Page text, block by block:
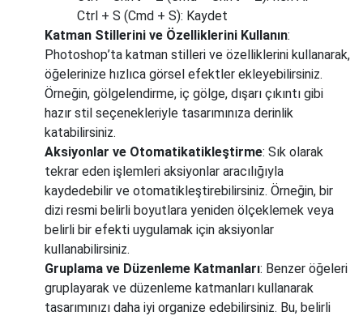
Ctrl + S (Cmd + S): Kaydet
Katman Stillerini ve Özelliklerini Kullanın:
Photoshop’ta katman stilleri ve özelliklerini kullanarak,
öğelerinize hızlıca görsel efektler ekleyebilirsiniz.
Örneğin, gölgelendirme, iç gölge, dışarı çıkıntı gibi
hazır stil seçenekleriyle tasarımınıza derinlik
katabilirsiniz.
Aksiyonlar ve Otomatikatikleştirme: Sık olarak
tekrar eden işlemleri aksiyonlar aracılığıyla
kaydedebilir ve otomatikleştirebilirsiniz. Örneğin, bir
dizi resmi belirli boyutlara yeniden ölçeklemek veya
belirli bir efekti uygulamak için aksiyonlar
kullanabilirsiniz.
Gruplama ve Düzenleme Katmanları: Benzer öğeleri
gruplayarak ve düzenleme katmanları kullanarak
tasarımınızı daha iyi organize edebilirsiniz. Bu, belirli